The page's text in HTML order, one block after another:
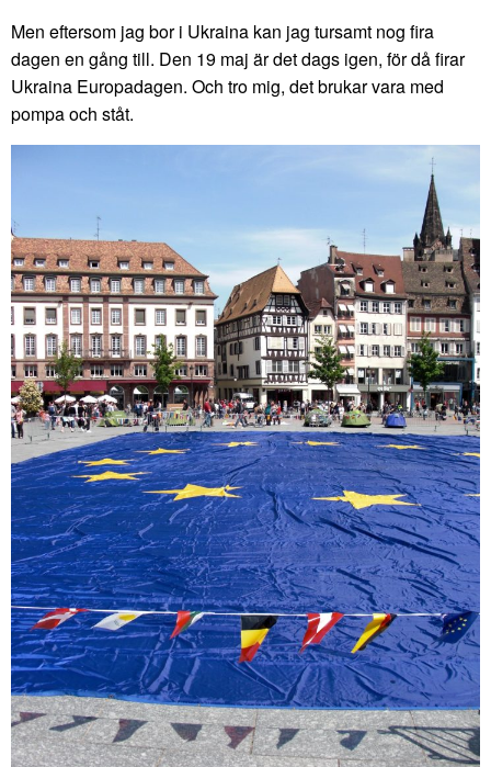
Men eftersom jag bor i Ukraina kan jag tursamt nog fira
dagen en gång till. Den 19 maj är det dags igen, för då firar
Ukraina Europadagen. Och tro mig, det brukar vara med
pompa och ståt.